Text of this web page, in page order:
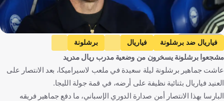
Getty Images
فياريال ضد برشلونة فياريال
برشلونة
الدوري الإسباني
تشابي ألونسو ريال مدريد
كرة قدم
مشجعوا برشلونة يسخرون من وضعية مدرب ريال مدريد
عاشت جماهير برشلونة ليلة سعيدة في ملعب لاسيراميكا، بعد الانتصار على
العنيد فياريال بثنائية نظيفة على أرضه، في قمة جولة الليجا.
البارسا بهذا الانتصار أمن صدارة الدوري الإسباني، ما دفع جماهير فريقه